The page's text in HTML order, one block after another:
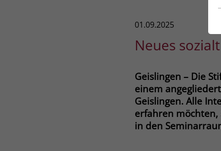
01.09.2025
Neues
Geislingen – Die
einem
Geislingen. Alle
erfahren möchten,
in den